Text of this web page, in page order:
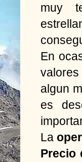
muy
En
algun
es
La
Precio